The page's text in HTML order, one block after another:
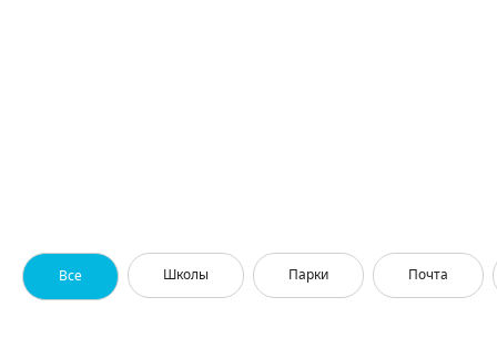
Все Школы Парки Почта